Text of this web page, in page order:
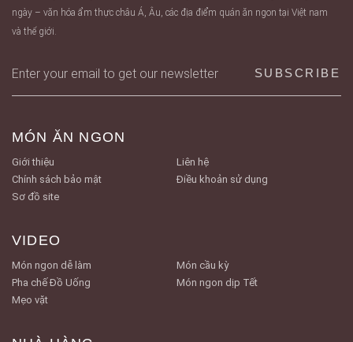
ngày – văn hóa ẩm thực châu Á, Âu, các địa điểm quán ăn ngon tại Việt nam
và thế giới.
MÓN ĂN NGON
Giới thiệu
Liên hệ
Chính sách bảo mật
Điều khoản sử dụng
Sơ đồ site
VIDEO
Món ngon dễ làm
Món cầu kỳ
Pha chế Đồ Uống
Món ngon dịp Tết
Mẹo vặt